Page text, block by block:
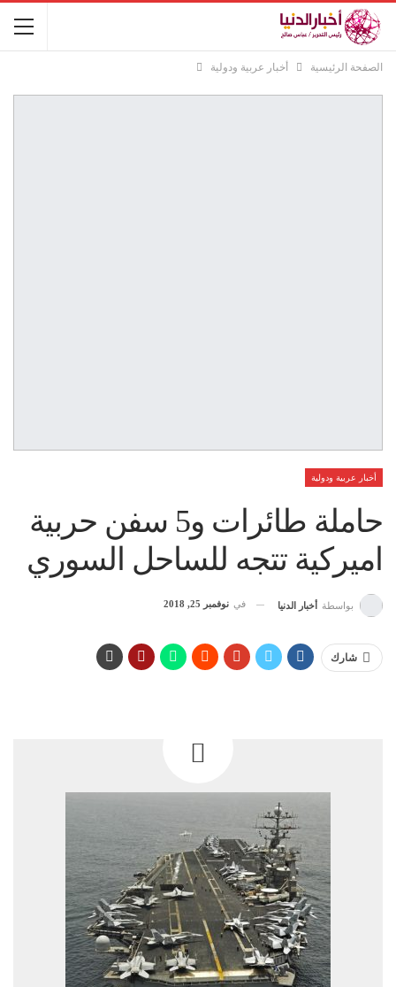
الصفحة الرئيسية أخبار عربية ودولية
أخبار عربية ودولية
حاملة طائرات و5 سفن حربية
اميركية تتجه للساحل السوري
بواسطة أخبار الدنيا في نوفمبر 25, 2018
شارك